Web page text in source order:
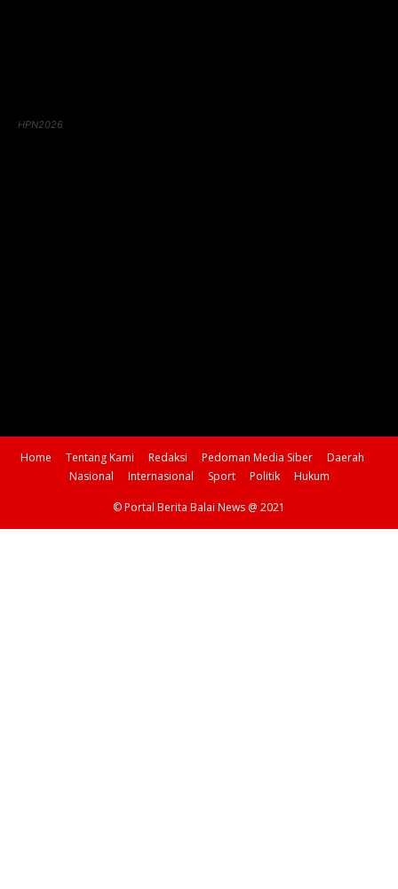
HPN2026
Home Tentang Kami Redaksi Pedoman Media Siber
Daerah
Nasional
Internasional Sport Politik Hukum
© Portal Berita Balai News @ 2021